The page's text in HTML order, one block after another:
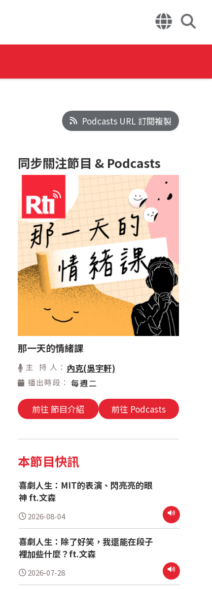
Podcasts URL 訂閱複製
同步關注節目 & Podcasts
那一天的情緒課
主 持 人： 內克(吳宇軒)
播出時段： 每週二
前往 節目介紹 前往 Podcasts
本節目快訊
喜劇人生：MIT的表演、閃亮亮的眼
神 ft.文森
2026-08-04
喜劇人生：除了好笑，我還能在段子
裡加些什麼？ft.文森
2026-07-28